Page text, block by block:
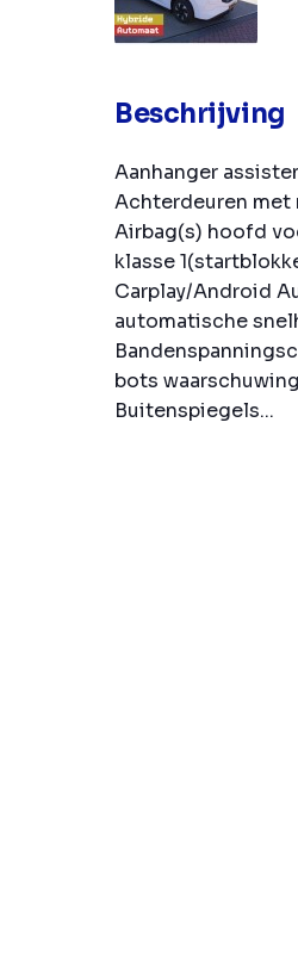
Beschrijving
Aanhanger
Achterdeuren met
Airbag(s) hoofd
klasse
Carplay/Android
automatische
bots
Buitenspiegels...